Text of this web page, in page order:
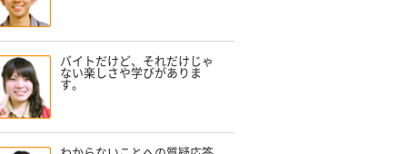
バイトだけど、それだけじゃ
ない楽しさや学びがありま
す。